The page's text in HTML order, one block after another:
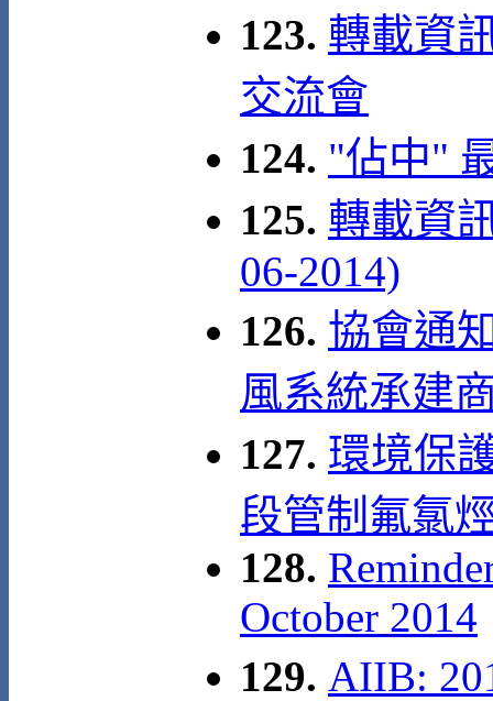
123. 轉載資
交流會
124. "佔中"
125. 轉載資
06-2014)
126. 協會通
風系統承建
127. 環境保
段管制氟氯
128.
October 2014
129. AIIB: